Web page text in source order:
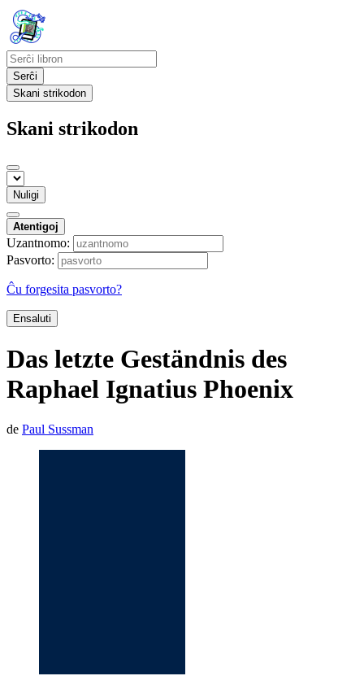
Serĉi
Skani strikodon
Skani strikodon
Nuligi
Atentigoj
Uzantnomo:
Pasvorto:
Ĉu forgesita pasvorto?
Ensaluti
Das letzte Geständnis des
Raphael Ignatius Phoenix
de Paul Sussman